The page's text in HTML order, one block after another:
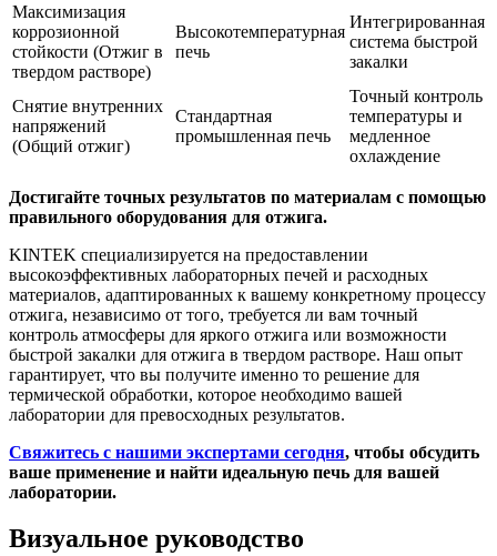
Максимизация
коррозионной
стойкости (Отжиг в
твердом растворе)
Высокотемпературная
печь
Интегрированная
система быстрой
закалки
Снятие внутренних
напряжений
(Общий отжиг)
Стандартная
промышленная печь
Точный контроль
температуры и
медленное
охлаждение
Достигайте точных результатов по материалам с помощью
правильного оборудования для отжига.
KINTEK специализируется на предоставлении
высокоэффективных лабораторных печей и расходных
материалов, адаптированных к вашему конкретному процессу
отжига, независимо от того, требуется ли вам точный
контроль атмосферы для яркого отжига или возможности
быстрой закалки для отжига в твердом растворе. Наш опыт
гарантирует, что вы получите именно то решение для
термической обработки, которое необходимо вашей
лаборатории для превосходных результатов.
Свяжитесь с нашими экспертами сегодня, чтобы обсудить
ваше применение и найти идеальную печь для вашей
лаборатории.
Визуальное руководство